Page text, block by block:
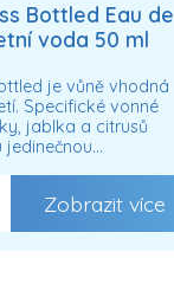
Bottled Eau de
voda 50 ml
je vůně vhodná
Specifické vonné
jablka a citrusů
jedinečnou…
Zobrazit více